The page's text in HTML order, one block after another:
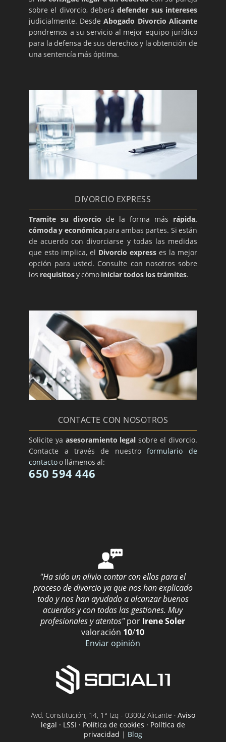
sobre el divorcio, deberádefender sus intereses
judicialmente. DesdeAbogado Divorcio Alicante
pondremos a su servicio al mejor equipo jurídico
para la defensa de sus derechos y la obtención de
una sentencía más óptima.
DIVORCIO EXPRESS
Tramite su divorcio de la forma más rápida,
cómoda y económicapara ambas partes. Si están
de acuerdo con divorciarse y todas las medidas
que esto implica, el Divorcio expresses la mejor
opción para usted. Consulte con nosotros sobre
los requisitosy cómo iniciar todos los trámites.
CONTACTE CON NOSOTROS
Solicite ya asesoramiento legal sobre el divorcio.
Contacte a través de nuestroformulario de
contactoo llámenos al:
650 594 446
"Ha sido un alivio contar con ellos para el
proceso de divorcio ya que nos han explicado
todo y nos han ayudado a alcanzar buenos
acuerdos y con todas las gestiones. Muy
profesionales y atentos" por Irene Soler
valoración 10/10
Enviar opinión
Avd. Constitución, 14, 1° Izq - 03002 Alicante · Aviso
legal · LSSI · Política de cookies · Política de
privacidad | Blog